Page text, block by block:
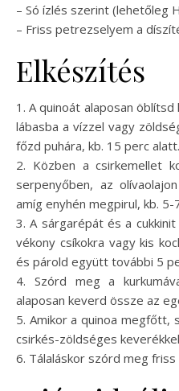
– Só ízlés szerint (lehetőleg
– Friss petrezselyem a
Elkészítés
1. A quinoát alaposan
lábasba a vízzel vagy
főzd puhára, kb. 15 perc alatt.
2. Közben a csirkemellet
serpenyőben, az
amíg enyhén megpirul, kb. 5-
3. A sárgarépát és a
vékony csíkokra vagy kis
és párold együtt további 5
4. Szórd meg a
alaposan keverd össze az
5. Amikor a quinoa megfőtt,
csirkés-zöldséges
6. Tálaláskor szórd meg